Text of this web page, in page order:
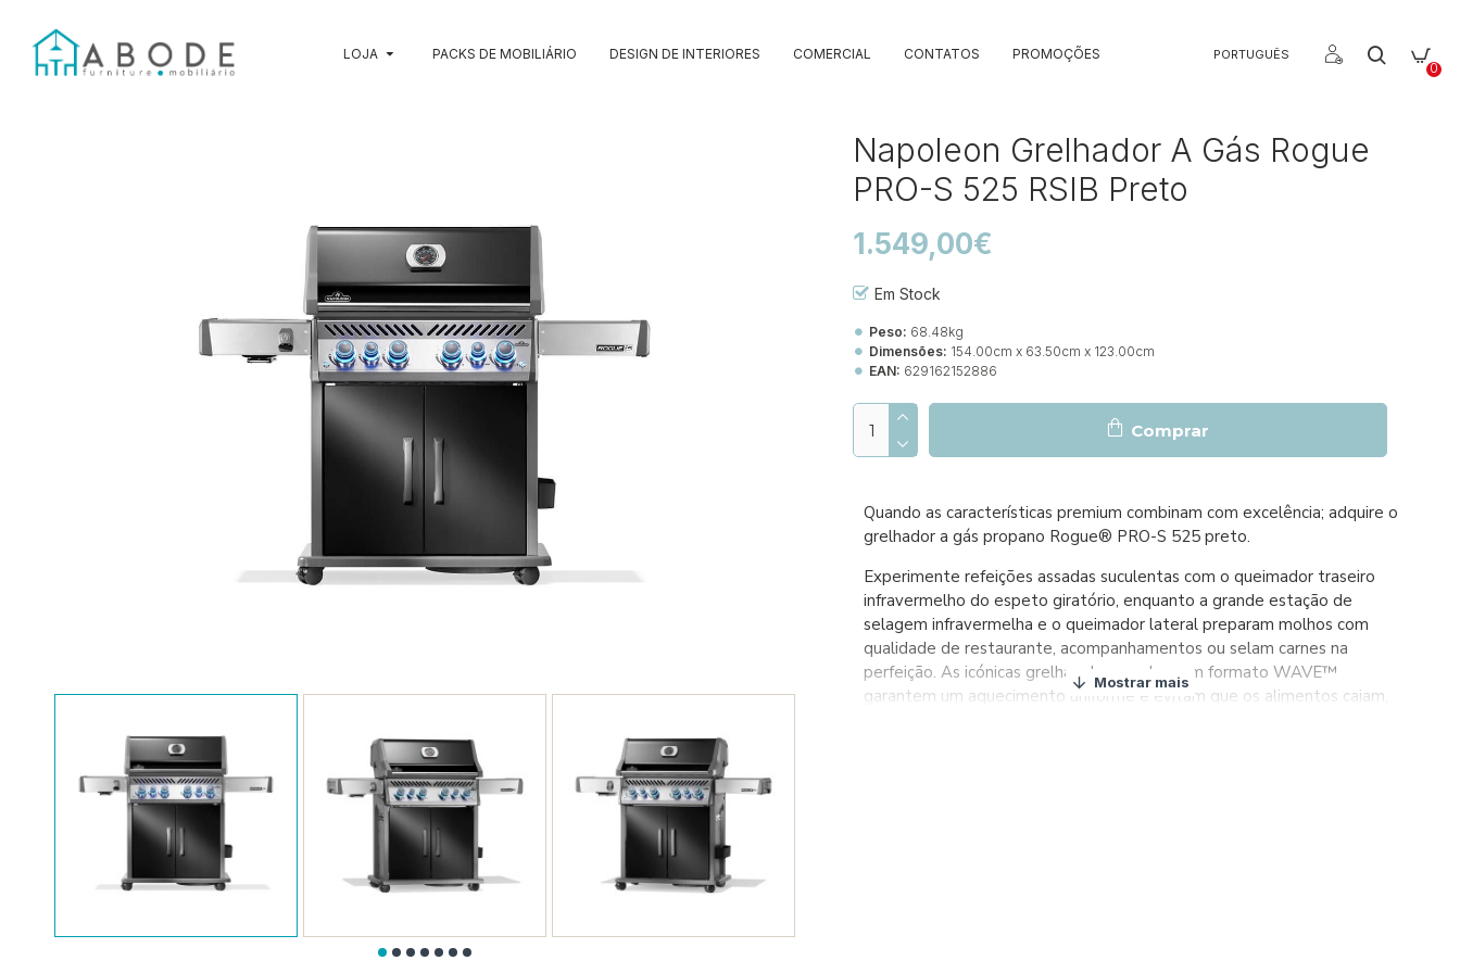
LOJA PACKS DE MOBILIÁRIO DESIGN DE INTERIORES COMERCIAL CONTATOS PROMOÇÕES PORTUGUÊS
0
Napoleon Grelhador A Gás Rogue
PRO-S 525 RSIB Preto
Em Stock
Peso: 68.48kg
Dimensões: 154.00cm x 63.50cm x 123.00cm
EAN: 629162152886
1.549,00€
Comprar
Quando as características premium combinam com excelência; adquire o
grelhador a gás propano Rogue® PRO-S 525 preto.
Experimente refeições assadas suculentas com o queimador traseiro
infravermelho do espeto giratório, enquanto a grande estação de
selagem infravermelha e o queimador lateral preparam molhos com
qualidade de restaurante, acompanhamentos ou selam carnes na
perfeição. As icónicas grelhas de cozedura em formato WAVE™
garantem um aquecimento uniforme e evitam que os alimentos caiam,